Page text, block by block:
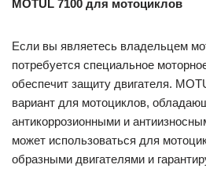
MOTUL 7100 для мотоциклов
Если вы являетесь владельцем
потребуется специальное
обеспечит защиту двигателя.
вариант для мотоциклов,
антикоррозионными и
может использоваться для
образными двигателями и